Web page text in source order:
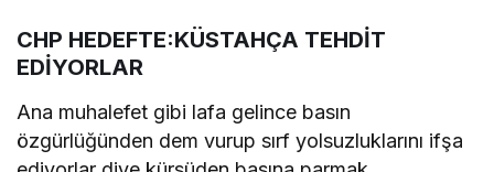
CHP HEDEFTE:KÜSTAHÇA TEHDİT
EDİYORLAR
Ana muhalefet gibi lafa gelince basın
özgürlüğünden dem vurup sırf yolsuzluklarını ifşa